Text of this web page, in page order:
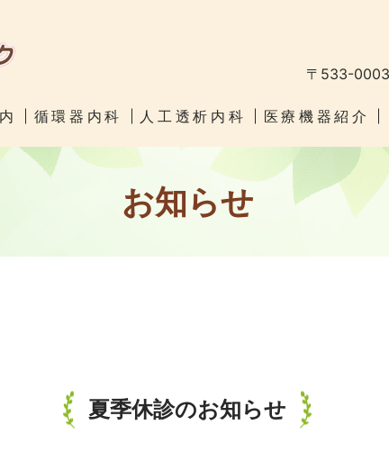
〒533-
循環器内科 人工透析内科 医療機器紹介
お知らせ
夏季休診のお知らせ